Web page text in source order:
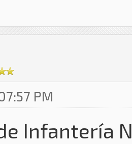
PM
Infantería